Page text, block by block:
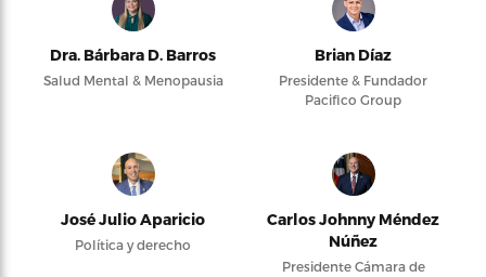
Dra. Bárbara D. Barros
Salud Mental & Menopausia
Brian Díaz
Presidente & Fundador
Pacifico Group
José Julio Aparicio
Política y derecho
Carlos Johnny Méndez
Núñez
Presidente Cámara de